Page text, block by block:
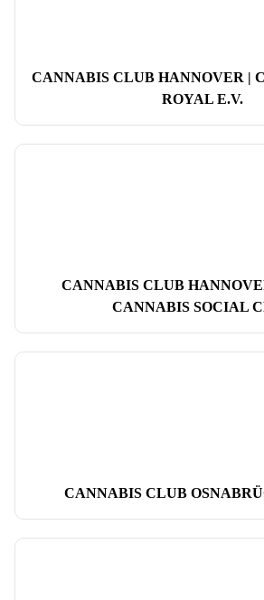
CANNABIS CLUB HANNOVER |
ROYAL E.V.
CANNABIS CLUB
CANNABIS SOCIAL
CANNABIS CLUB